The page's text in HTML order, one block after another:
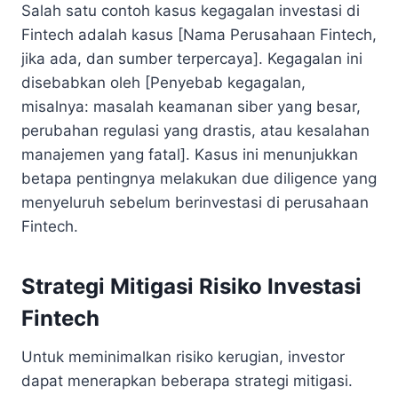
Salah satu contoh kasus kegagalan investasi di
Fintech adalah kasus [Nama Perusahaan Fintech,
jika ada, dan sumber terpercaya]. Kegagalan ini
disebabkan oleh [Penyebab kegagalan,
misalnya: masalah keamanan siber yang besar,
perubahan regulasi yang drastis, atau kesalahan
manajemen yang fatal]. Kasus ini menunjukkan
betapa pentingnya melakukan due diligence yang
menyeluruh sebelum berinvestasi di perusahaan
Fintech.
Strategi Mitigasi Risiko Investasi
Fintech
Untuk meminimalkan risiko kerugian, investor
dapat menerapkan beberapa strategi mitigasi.